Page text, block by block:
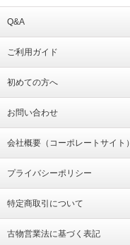
Q&A
ご利用ガイド
初めての方へ
お問い合わせ
会社概要（コーポレートサイト）
プライバシーポリシー
特定商取引について
古物営業法に基づく表記